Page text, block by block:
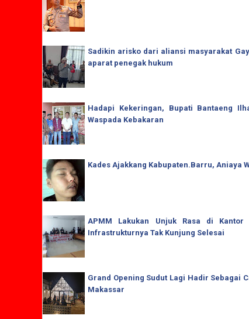
Sadikin arisko dari aliansi masyarakat
aparat penegak hukum
Hadapi Kekeringan, Bupati Bantaeng
Waspada Kebakaran
Kades Ajakkang Kabupaten.Barru, Aniaya
APMM Lakukan Unjuk Rasa di
Infrastrukturnya Tak Kunjung Selesai
Grand Opening Sudut Lagi Hadir Sebagai
Makassar